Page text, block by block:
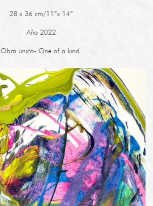
28 x 36 cm/11”x 14”
Año 2022
Obra única- One of a kind.